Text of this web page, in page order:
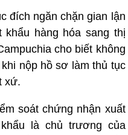
đích ngăn chặn gian lận
hàng hóa sang thị
cho biết không
nộp hồ sơ làm thủ tục
xứ.
soát chứng nhận xuất
là chủ trương của